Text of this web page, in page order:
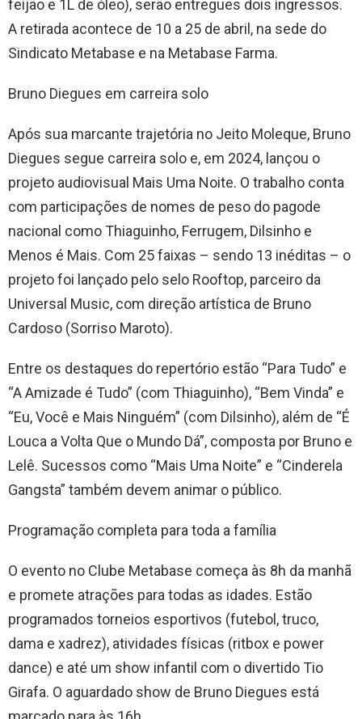
feijão e 1L de óleo), serão entregues dois ingressos.
A retirada acontece de 10 a 25 de abril, na sede do
Sindicato Metabase e na Metabase Farma.
Bruno Diegues em carreira solo
Após sua marcante trajetória no Jeito Moleque, Bruno
Diegues segue carreira solo e, em 2024, lançou o
projeto audiovisual Mais Uma Noite. O trabalho conta
com participações de nomes de peso do pagode
nacional como Thiaguinho, Ferrugem, Dilsinho e
Menos é Mais. Com 25 faixas – sendo 13 inéditas – o
projeto foi lançado pelo selo Rooftop, parceiro da
Universal Music, com direção artística de Bruno
Cardoso (Sorriso Maroto).
Entre os destaques do repertório estão “Para Tudo” e
“A Amizade é Tudo” (com Thiaguinho), “Bem Vinda” e
“Eu, Você e Mais Ninguém” (com Dilsinho), além de “É
Louca a Volta Que o Mundo Dá”, composta por Bruno e
Lelê. Sucessos como “Mais Uma Noite” e “Cinderela
Gangsta” também devem animar o público.
Programação completa para toda a família
O evento no Clube Metabase começa às 8h da manhã
e promete atrações para todas as idades. Estão
programados torneios esportivos (futebol, truco,
dama e xadrez), atividades físicas (ritbox e power
dance) e até um show infantil com o divertido Tio
Girafa. O aguardado show de Bruno Diegues está